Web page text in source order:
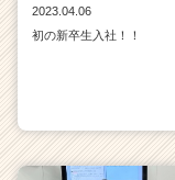
2023.04.06
初の新卒生入社！！